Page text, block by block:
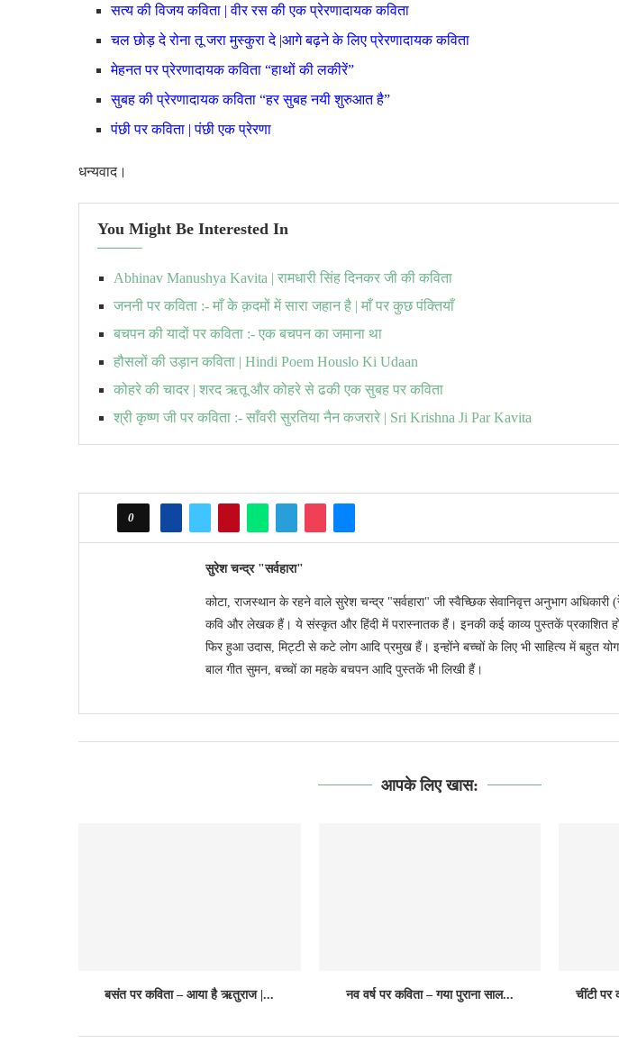
सत्य की विजय कविता | वीर रस की एक प्रेरणादायक कविता
चल छोड़ दे रोना तू जरा मुस्कुरा दे |आगे बढ़ने के लिए प्रेरणादायक कविता
मेहनत पर प्रेरणादायक कविता “हाथों की लकीरें”
सुबह की प्रेरणादायक कविता “हर सुबह नयी शुरुआत है”
पंछी पर कविता | पंछी एक प्रेरणा
धन्यवाद।
You Might Be Interested In
Abhinav Manushya Kavita | रामधारी सिंह दिनकर जी की कविता
जननी पर कविता :- माँ के क़दमों में सारा जहान है | माँ पर कुछ पंक्तियाँ
बचपन की यादों पर कविता :- एक बचपन का जमाना था
हौसलों की उड़ान कविता | Hindi Poem Houslo Ki Udaan
कोहरे की चादर | शरद ऋतू और कोहरे से ढकी एक सुबह पर कविता
श्री कृष्ण जी पर कविता :- साँवरी सुरतिया नैन कजरारे | Sri Krishna Ji Par Kavita
0
सुरेश चन्द्र "सर्वहारा"
कोटा, राजस्थान के रहने वाले सुरेश चन्द्र "सर्वहारा" जी स्वैच्छिक सेवानिवृत्त अनुभाग
कवि और लेखक हैं। ये संस्कृत और हिंदी में परास्नातक हैं। इनकी कई काव्य पुस्तकें प्रकाशित
फिर हुआ उदास, मिट्टी से कटे लोग आदि प्रमुख हैं। इन्होंने बच्चों के लिए भी साहित्य में बहुत
बाल गीत सुमन, बच्चों का महके बचपन आदि पुस्तकें भी लिखी हैं।
आपके लिए खास:
बसंत पर कविता – आया है ऋतुराज |... नव वर्ष पर कविता – गया पुराना साल... चींटी पर